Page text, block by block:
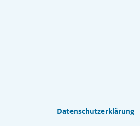
Footer links
Datenschutzerklärung